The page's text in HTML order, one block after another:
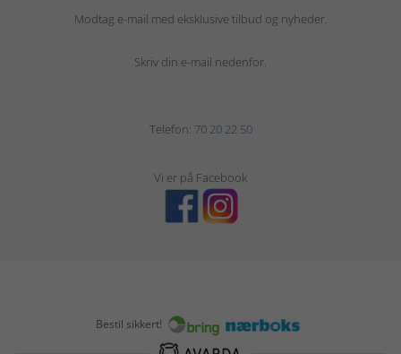
Modtag e-mail med eksklusive tilbud og nyheder.
Skriv din e-mail nedenfor.
Telefon: 70 20 22 50
Vi er på Facebook
Bestil sikkert!